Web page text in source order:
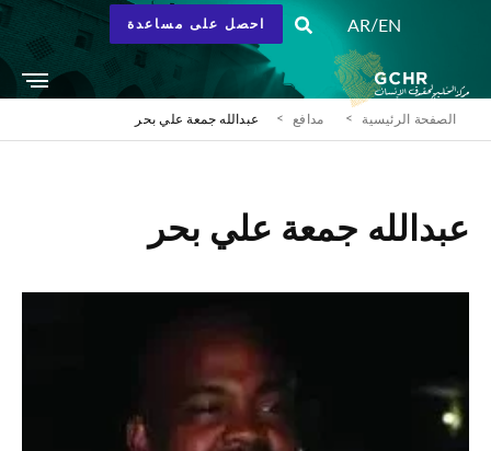
EN
/
AR احصل على مساعدة
الصفحة الرئيسية مدافع عبدالله جمعة علي بحر
عبدالله جمعة علي بحر